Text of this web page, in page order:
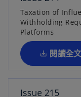
Taxation of
Withholding
Platforms
閱讀全文
在
新
籤
中
Issue 215